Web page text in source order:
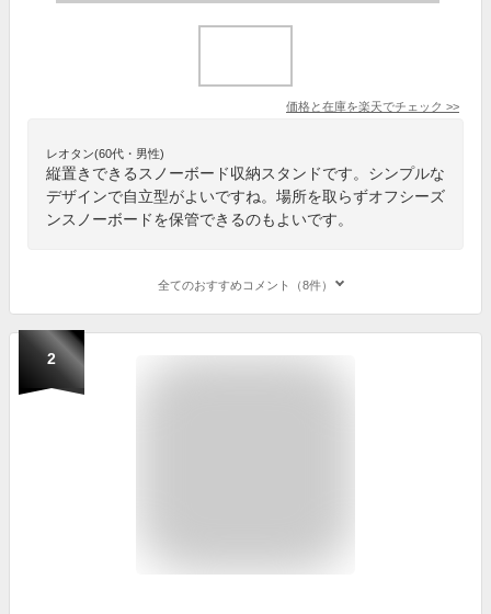
価格と在庫を楽天でチェック >>
レオタン(60代・男性)
縦置きできるスノーボード収納スタンドです。シンプルな
デザインで自立型がよいですね。場所を取らずオフシーズ
ンスノーボードを保管できるのもよいです。
全てのおすすめコメント（8件）
2